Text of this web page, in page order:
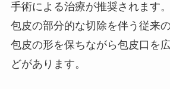
手術による治療が推奨されます
包皮の部分的な切除を伴う従来
包皮の形を保ちながら包皮口を
どがあります。